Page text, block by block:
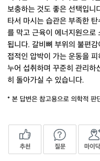
보충하는 것도 좋은 선택입니
타서 마시는 습관은 부족한
를 막고 근육이 에너지원으로
됩니다. 갈비뼈 부위의 불편
접적인 압박이 가는 운동을
누어 섭취하며 꾸준히 관리하
히 돌아가실 수 있습니다.
* 본 답변은 참고용으로 의학적 판
추천 질문 마이